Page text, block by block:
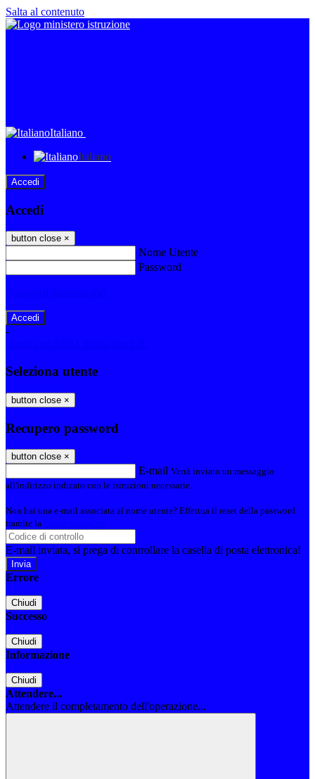
Salta al contenuto
Italiano
Italiano
Accedi
Accedi
button close ×
Nome Utente
Password
-
Seleziona utente
button close ×
Recupero password
button close ×
E-mail Verrà inviato un messaggio
all'indirizzo indicato con le istruzioni necessarie.
Non hai una e-mail associata al nome utente? Effettua il reset della password
tramite la
E-mail inviata, si prega di controllare la casella di posta elettronica!
Errore
Chiudi
Successo
Chiudi
Informazione
Chiudi
Attendere...
Attendere il completamento dell'operazione...